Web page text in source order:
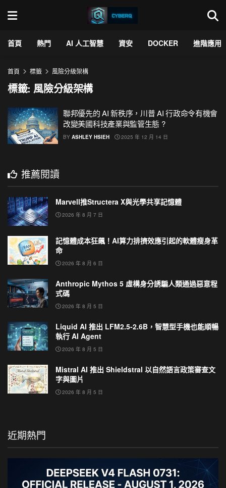
首頁 熱門 AI 人工智慧 資安 DOCKER 進階應用
首頁 標籤 風險分級架構
標籤: 風險分級架構
聯邦優先的 AI 新秩序，川普 AI 行政命令有機會
改變美國科技產業與監管生態 ?
BY ASHLEY HSIEH 2025 年 12 月 14 日
推薦閱讀
Marvell推Structera X與光學共享記憶體
2026 年 8 月 7 日
記憶體成本狂飆！AI算力排擠效應引起的軟體瘦身革
命
2026 年 8 月 6 日
Anthropic Mythos 5 虛構身分誘騙人類通過惡意程
式碼
2026 年 8 月 5 日
Liquid AI 推出 LFM2.5-2.6B，智慧型手機也能順暢
執行 AI Agent
2026 年 8 月 5 日
Mistral AI 推出 Shieldstral 以自然語言政策審查文
字與圖片
2026 年 8 月 5 日
近期熱門